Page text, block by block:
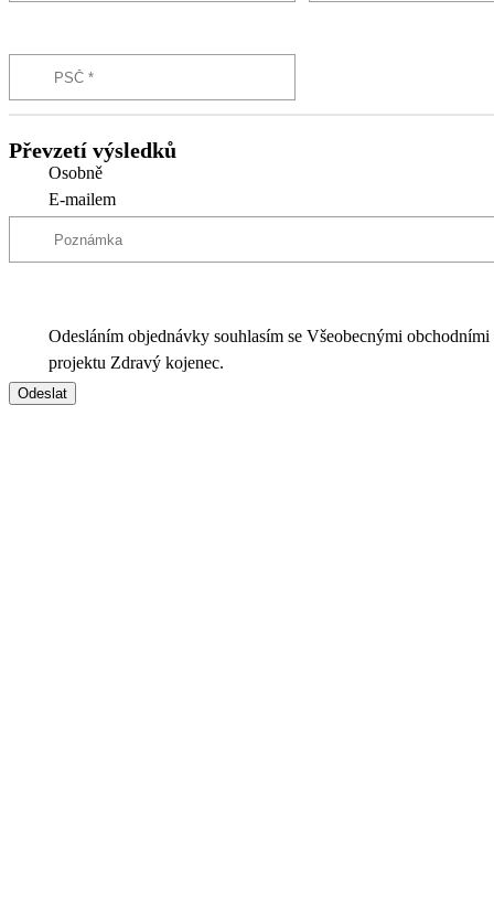
Převzetí výsledků
Osobně
E-mailem
Odesláním objednávky souhlasím se Všeobecnými
projektu Zdravý kojenec.